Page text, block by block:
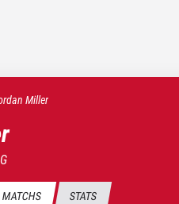
Miller
MATCHS STATS